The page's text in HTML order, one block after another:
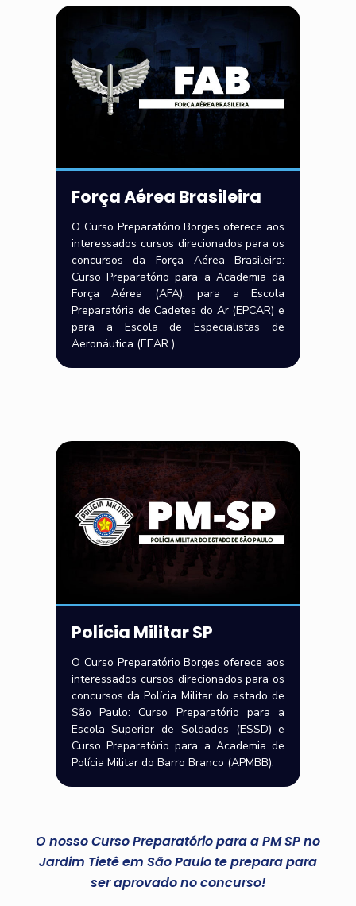
Força Aérea Brasileira
O Curso Preparatório Borges oferece aos
interessados cursos direcionados para os
concursos da Força Aérea Brasileira:
Curso Preparatório para a Academia da
Força Aérea (AFA), para a Escola
Preparatória de Cadetes do Ar (EPCAR) e
para a Escola de Especialistas de
Aeronáutica (EEAR ).
Polícia Militar SP
O Curso Preparatório Borges oferece aos
interessados cursos direcionados para os
concursos da Polícia Militar do estado de
São Paulo: Curso Preparatório para a
Escola Superior de Soldados (ESSD) e
Curso Preparatório para a Academia de
Polícia Militar do Barro Branco (APMBB).
O nosso Curso Preparatório para a PM SP no
Jardim Tietê em São Paulo te prepara para
ser aprovado no concurso!